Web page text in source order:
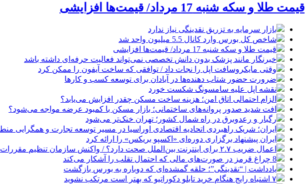
قیمت طلا و سکه شنبه 17 مرداد/ قیمت‌ها افزایشی
بازار سرمایه به تزریق نقدینگی نیاز ندارد
شاخص کل بورس وارد کانال 5.5 میلیون واحد شد
قیمت طلا و سکه شنبه 17 مرداد/ قیمت‌ها افزایشی
خبرنگار مانند پزشک بدون دانش تخصصی نمی‌تواند فعالیت حرفه‌ای داشته باشد
وقتی مایکروسافت اپل را نجات داد / توافقی که ساخت آیفون را ممکن کرد
ضرورت حضور شتاب ‌دهنده‌ها در آبادان برای توسعه کسب‌ و کارها
نقشه اپل علیه سامسونگ شکست خورد
الزام احتمالی اتاق امن؛ هزینه ساخت مسکن چقدر افزایش می‌یابد؟
افت شدید صدور پروانه‌های ساختمانی؛ بازار مسکن با کمبود عرضه مواجه می‌شود؟
رگبار و رعدوبرق در راه شمال کشور؛ تهران خنک‌تر می‌شود
ایران؛ شریک راهبردی اتحادیه اقتصادی اوراسیا در مسیر توسعه تجارت و همگرایی
ایران پیشنهاد برگزاری دوره‌ای «اکسپو بریکس» را ارائه کرد
اعمال ضریب ۲.۷ برای اینترنت بین‌الملل صحت دارد؟ / واکنش سازمان تنظیم مقررات
8 چراغ قرمز در صورت‌های مالی که احتمال تقلب را آشکار می‌کند
یادداشت | “نقدینگی”؛ حلقه گمشده‌ای که دوباره به بورس بازگشت
۷ اشتباه رایج هنگام خرید تابلو دکوراتیو که بهتر است مرتکب نشوید